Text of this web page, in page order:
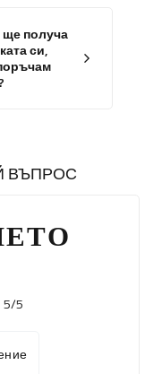
ще получа
си,
ВЪПРОС
5/5